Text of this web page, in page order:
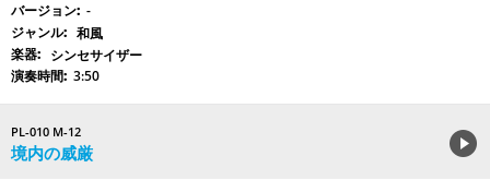
-
和風
シンセサイザー
3:50
PL-010 M-12
境内の威厳